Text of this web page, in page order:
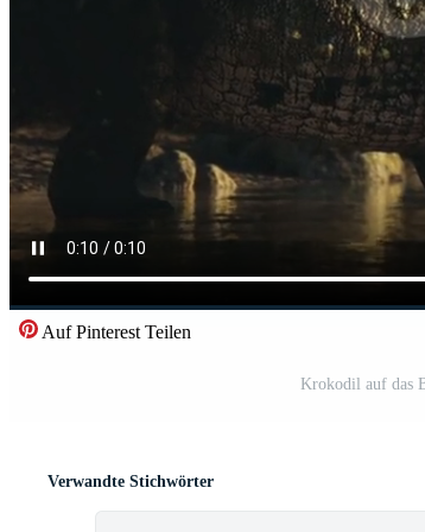
Auf Pinterest Teilen
Krokodil auf das
Verwandte Stichwörter